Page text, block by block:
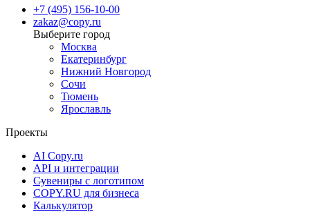
+7 (495) 156-10-00
zakaz@copy.ru
Москва
Екатеринбург
Нижний Новгород
Сочи
Тюмень
Ярославль
Проекты
AI Copy.ru
API и интеграции
Сувениры с логотипом
COPY.RU для бизнеса
Калькулятор